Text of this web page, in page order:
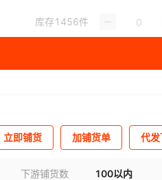
库存1456件
立即铺货 加铺货单 代
下游铺货数
100以内